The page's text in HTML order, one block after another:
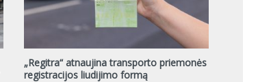
„Regitra“ atnaujina transporto priemonės
registracijos liudijimo formą